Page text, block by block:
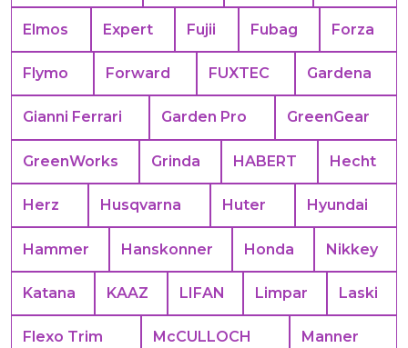
Elmos Expert Fujii Fubag Forza
Flymo Forward FUXTEC Gardena
Gianni Ferrari Garden Pro GreenGear
GreenWorks Grinda HABERT Hecht
Herz Husqvarna Huter Hyundai
Hammer Hanskonner Honda Nikkey
Katana KAAZ LIFAN Limpar Laski
Flexo Trim McCULLOCH Manner